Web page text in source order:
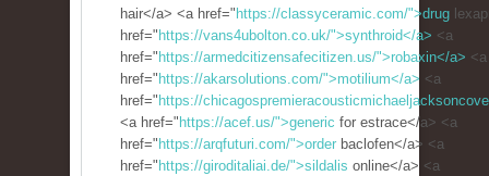
hair</a> <a href=" https://classyceramic.com/">drug
href=" https://vans4ubolton.co.uk/">synthroid</a> <a
href=" https://armedcitizensafecitizen.us/">robaxin</a> <a
href=" https://akarsolutions.com/">motilium</a> <a
href=" https://
<a href=" https://acef.us/">generic for estrace</a> <a
href=" https://arqfuturi.com/">order baclofen</a> <a
href=" https://giroditaliai.de/">sildalis online</a> <a